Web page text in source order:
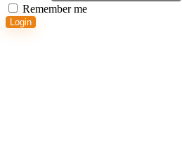
Remember me
Login